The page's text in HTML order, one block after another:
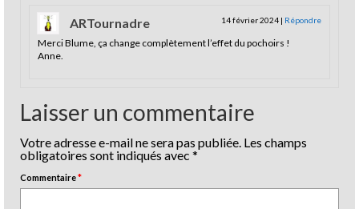
ARTournadre 14 février 2024 | Répondre
Merci Blume, ça change complètement l’effet du pochoirs !
Anne.
Laisser un commentaire
Votre adresse e-mail ne sera pas publiée. Les champs
obligatoires sont indiqués avec *
Commentaire*